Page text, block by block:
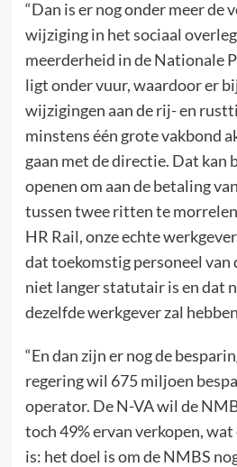
“Dan is er nog onder meer de
wijziging in het sociaal
meerderheid in de Nationale
ligt onder vuur, waardoor er
wijzigingen aan de rij- en
minstens één grote vakbond
gaan met de directie. Dat kan
openen om aan de betaling
tussen twee ritten te
HR Rail, onze echte
dat toekomstig personeel van
niet langer statutair is en dat
dezelfde werkgever zal
“En dan zijn er nog de
regering wil 675 miljoen
operator. De N-VA wil de
toch 49% ervan verkopen,
is: het doel is om de NMBS